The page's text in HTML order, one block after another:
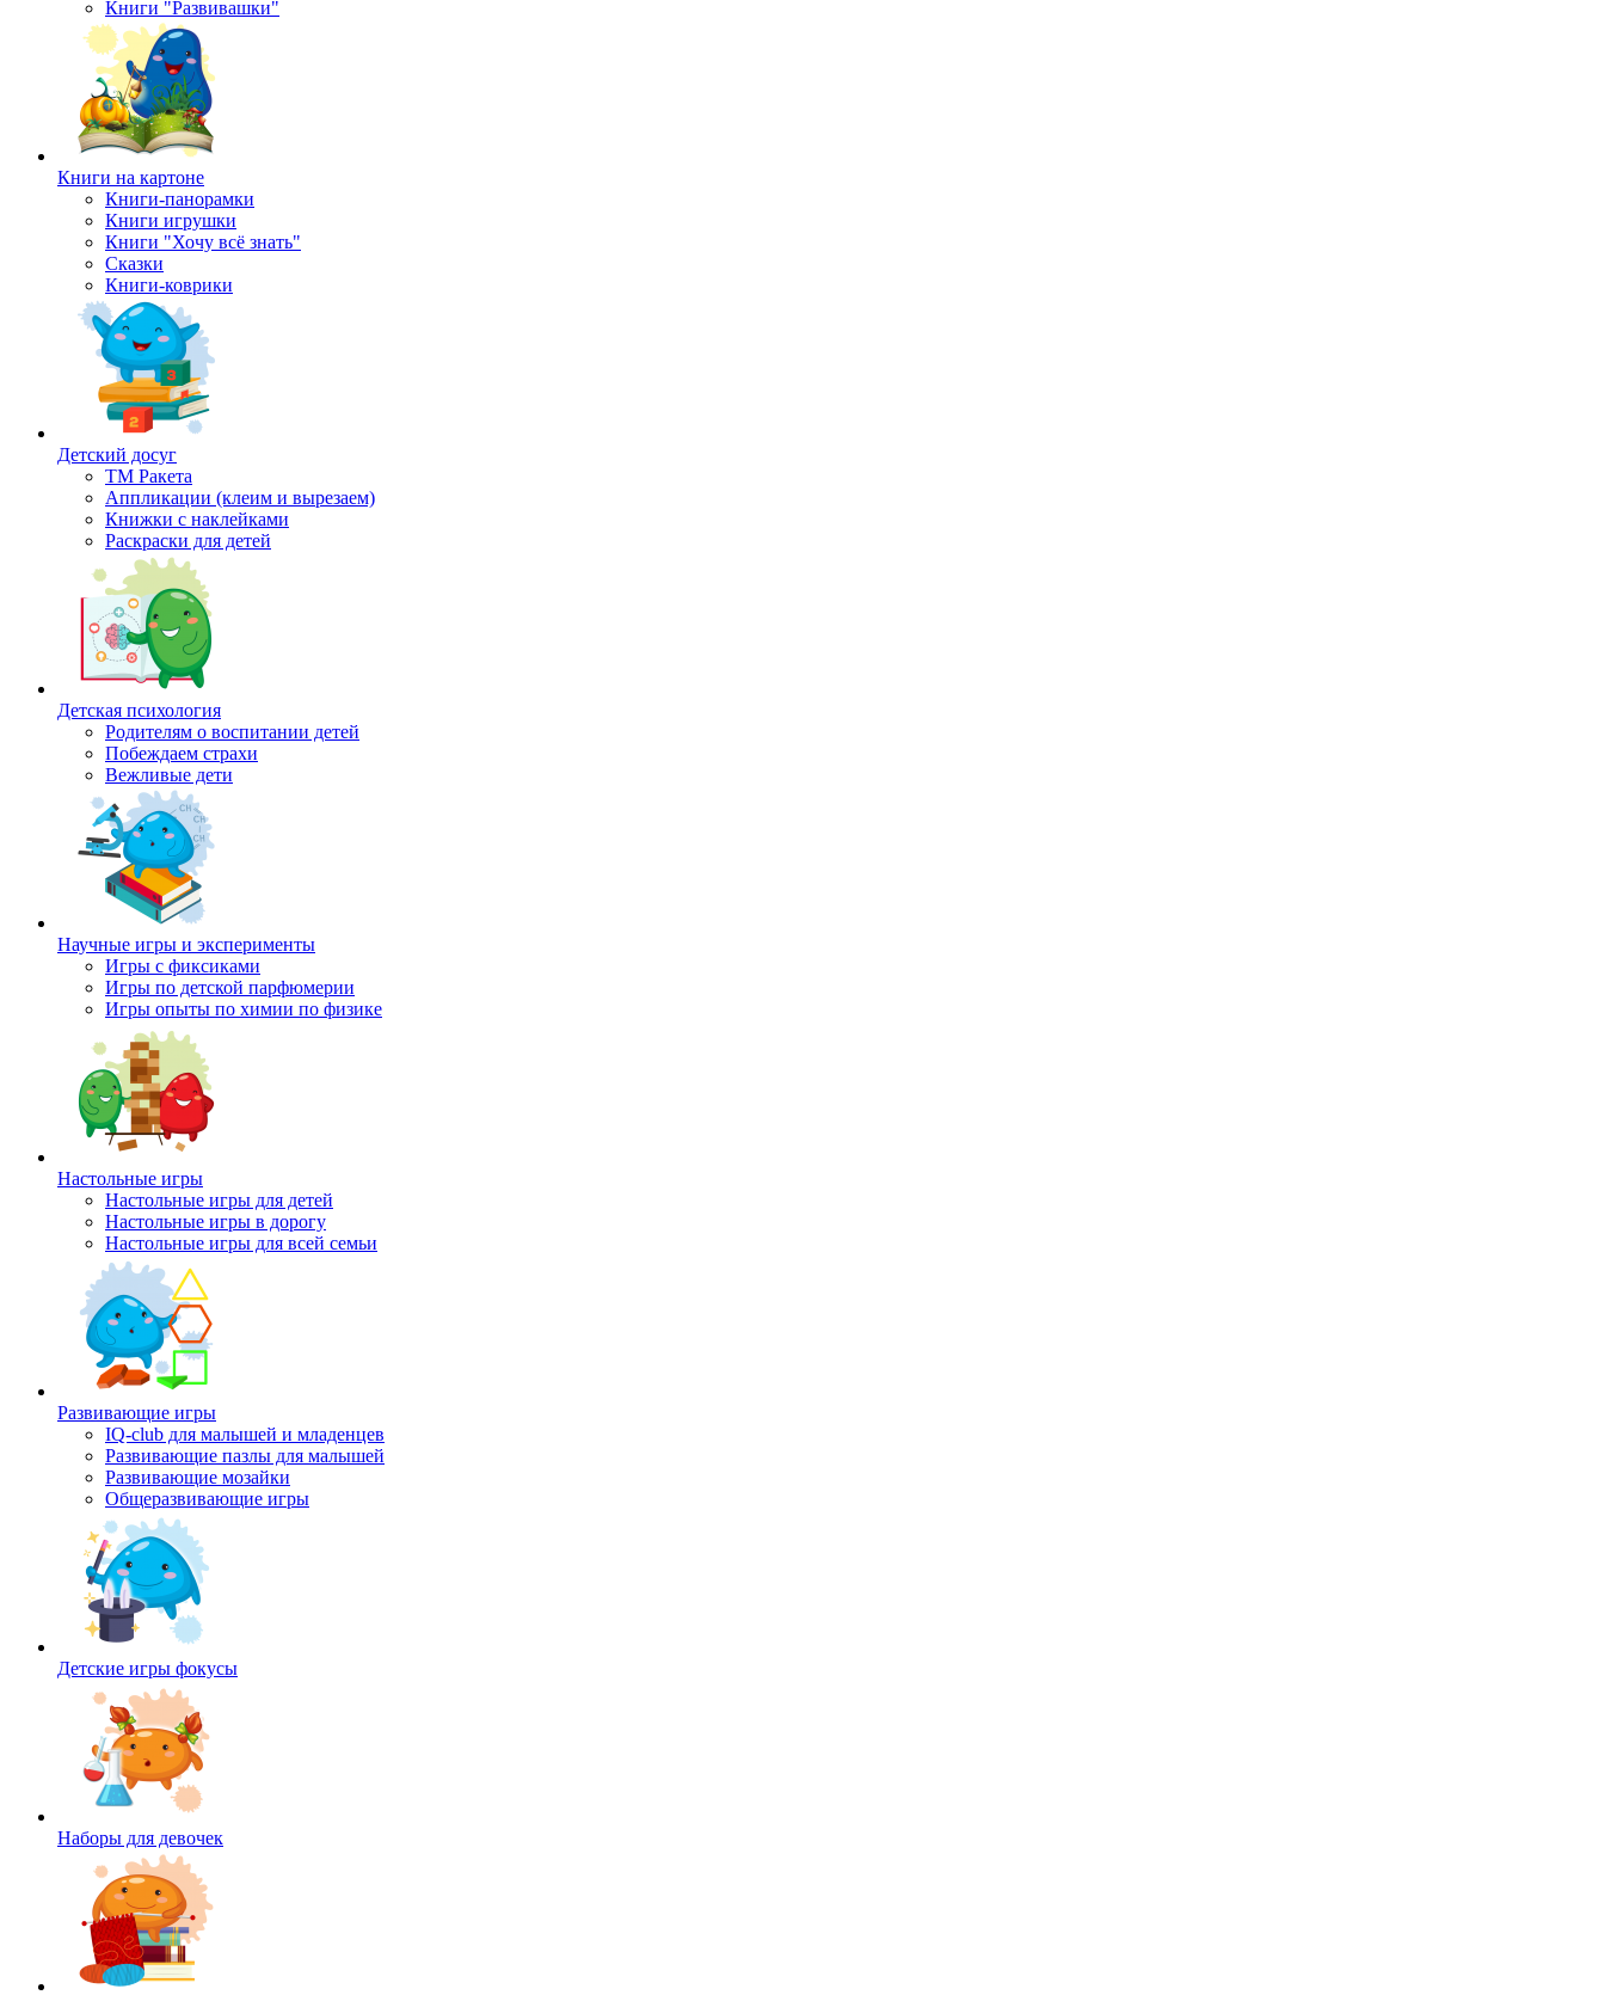
Книги "Развивашки"
Книги на картоне
Книги-панорамки
Книги игрушки
Книги "Хочу всё знать"
Сказки
Книги-коврики
Детский досуг
ТМ Ракета
Аппликации (клеим и вырезаем)
Книжки с наклейками
Раскраски для детей
Детская психология
Родителям о воспитании детей
Побеждаем страхи
Вежливые дети
Научные игры и эксперименты
Игры с фиксиками
Игры по детской парфюмерии
Игры опыты по химии по физике
Настольные игры
Настольные игры для детей
Настольные игры в дорогу
Настольные игры для всей семьи
Развивающие игры
IQ-club для малышей и младенцев
Развивающие пазлы для малышей
Развивающие мозайки
Общеразвивающие игры
Детские игры фокусы
Наборы для девочек